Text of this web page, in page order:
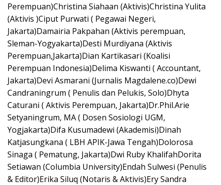
Perempuan)Christina Siahaan (Aktivis)Christina Yulita
(Aktivis )Ciput Purwati ( Pegawai Negeri,
Jakarta)Damairia Pakpahan (Aktivis perempuan,
Sleman-Yogyakarta)Desti Murdiyana (Aktivis
Perempuan,Jakarta)Dian Kartikasari (Koalisi
Perempuan Indonesia)Delima Kiswanti ( Accountant,
Jakarta)Devi Asmarani (Jurnalis Magdalene.co)Dewi
Candraningrum ( Penulis dan Pelukis, Solo)Dhyta
Caturani ( Aktivis Perempuan, Jakarta)Dr.Phil.Arie
Setyaningrum, MA ( Dosen Sosiologi UGM,
Yogjakarta)Difa Kusumadewi (Akademisi)Dinah
Katjasungkana ( LBH APIK-Jawa Tengah)Dolorosa
Sinaga ( Pematung, Jakarta)Dwi Ruby KhalifahDorita
Setiawan (Columbia University)Endah Sulwesi (Penulis
& Editor)Erika Siluq (Notaris & Aktivis)Ery Sandra